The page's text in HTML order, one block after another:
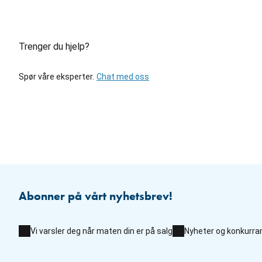
Trenger du hjelp?
Spør våre eksperter. Chat med oss
Abonner på vårt nyhetsbrev!
Vi varsler deg når maten din er på salg Nyheter og